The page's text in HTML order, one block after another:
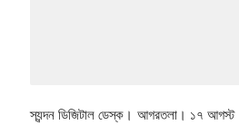
স্যন্দন ডিজিটাল ডেস্ক। আগরতলা। ১৭ আগস্ট :